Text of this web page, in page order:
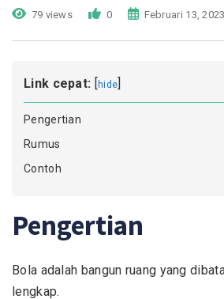
79 views 0 Februari 13, 2023
Link cepat: [hide]
Pengertian
Rumus
Contoh
Pengertian
Bola adalah bangun ruang yang
lengkap.